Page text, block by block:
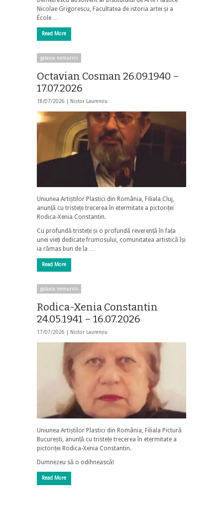
Nicolae Grigorescu, Facultatea de istoria artei și a
École …
Read More
galaxia nemuririi
Octavian Cosman 26.09.1940 –
17.07.2026
18/07/2026 | Nistor Laurențiu
Uniunea Artiștilor Plastici din România, Filiala Cluj,
anunță cu tristețe trecerea în etermitate a pictoriței
Rodica-Xenia Constantin.
Cu profundă tristețe și o profundă reverență în fața
unei vieți dedicate frumosului, comunitatea artistică își
ia rămas bun de la …
Read More
galaxia nemuririi
Rodica-Xenia Constantin
24.05.1941 – 16.07.2026
17/07/2026 | Nistor Laurențiu
Uniunea Artiștilor Plastici din România, Filiala Pictură
București, anunță cu tristețe trecerea în etermitate a
pictoriței Rodica-Xenia Constantin.
Dumnezeu să o odihnească!
Read More